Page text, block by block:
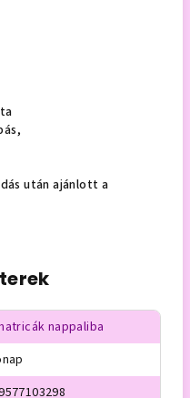
után ajánlott a
nappaliba